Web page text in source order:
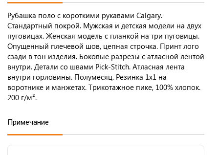
Рубашка поло с короткими рукавами Calgary.
Стандартный покрой. Мужская и детская модели на двух
пуговицах. Женская модель с планкой на три пуговицы.
Опущенный плечевой шов, цепная строчка. Принт лого
сзади в тон изделия. Боковые разрезы с атласной лентой
внутри. Детали со швами Pick-Stitch. Атласная лента
внутри горловины. Полумесяц. Резинка 1х1 на
воротнике и манжетах. Трикотажное пике, 100% хлопок.
200 г/м².
Примечание